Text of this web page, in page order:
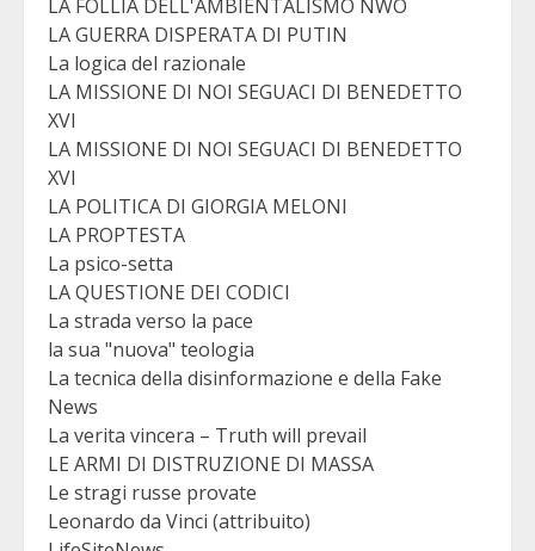
LA FOLLIA DELL'AMBIENTALISMO NWO
LA GUERRA DISPERATA DI PUTIN
La logica del razionale
LA MISSIONE DI NOI SEGUACI DI BENEDETTO
XVI
LA MISSIONE DI NOI SEGUACI DI BENEDETTO
XVI
LA POLITICA DI GIORGIA MELONI
LA PROPTESTA
La psico-setta
LA QUESTIONE DEI CODICI
La strada verso la pace
la sua "nuova" teologia
La tecnica della disinformazione e della Fake
News
La verita vincera – Truth will prevail
LE ARMI DI DISTRUZIONE DI MASSA
Le stragi russe provate
Leonardo da Vinci (attribuito)